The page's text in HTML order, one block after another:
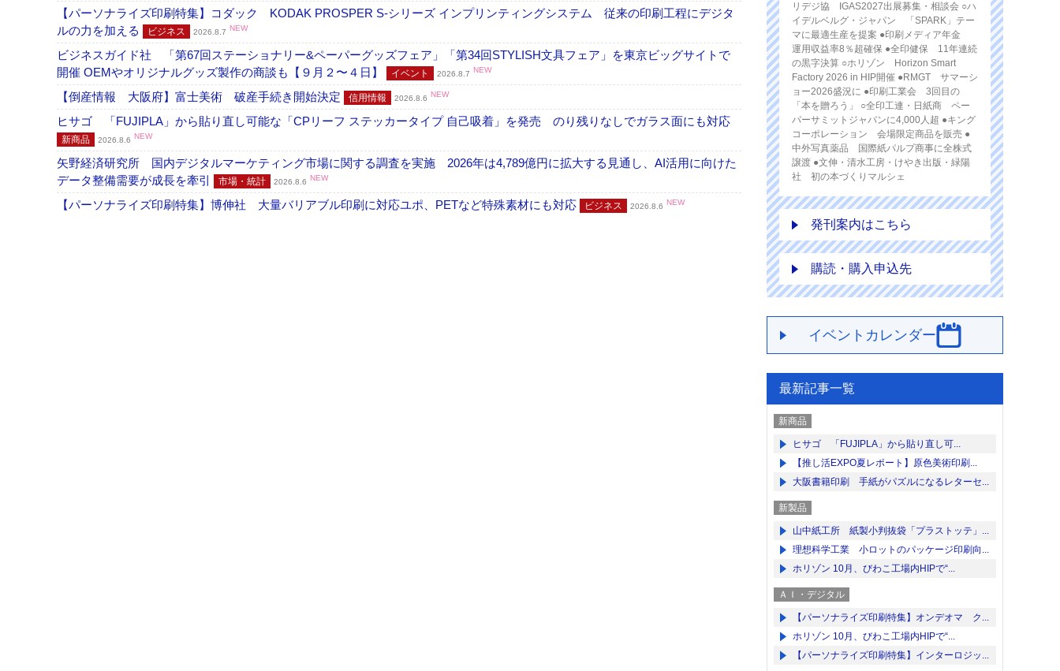
【パーソナライズ印刷特集】コダック KODAK PROSPER S-シリーズ インプリンティングシステム 従来の印刷工程にデジタ
ルの力を加える
ビジネス 2026.8.7 NEW
ビジネスガイド社 「第67回ステーショナリー&ペーパーグッズフェア」「第34回STYLISH文具フェア」を東京ビッグサイトで
開催 OEMやオリジナルグッズ製作の商談も【９月２〜４日】
イベント 2026.8.7 NEW
【倒産情報 大阪府】富士美術 破産手続き開始決定 信用情報 2026.8.6 NEW
ヒサゴ 「FUJIPLA」から貼り直し可能な「CPリーフ ステッカータイプ 自己吸着」を発売 のり残りなしでガラス面にも対応
新商品 2026.8.6 NEW
矢野経済研究所 国内デジタルマーケティング市場に関する調査を実施 2026年は4,789億円に拡大する見通し、AI活用に向けた
データ整備需要が成長を牽引
市場・統計 2026.8.6 NEW
【パーソナライズ印刷特集】博伸社 大量バリアブル印刷に対応ユポ、PETなど特殊素材にも対応 ビジネス 2026.8.6 NEW
リデジ協 IGAS2027出展募集・相談会 ○ハ
イデルベルグ・ジャパン 「SPARK」テー
マに最適生産を提案 ●印刷メディア年金
運用収益率8％超確保 ●全印健保 11年連続
の黒字決算 ○ホリゾン Horizon Smart
Factory 2026 in HIP開催 ●RMGT サマーシ
ョー2026盛況に ●印刷工業会 3回目の
「本を贈ろう」 ○全印工連・日紙商 ペー
パーサミットジャパンに4,000人超 ●キング
コーポレーション 会場限定商品を販売 ●
中外写真薬品 国際紙パルプ商事に全株式
譲渡 ●文伸・清水工房・けやき出版・緑陽
社 初の本づくりマルシェ
発刊案内はこちら
購読・購入申込先
イベントカレンダー
最新記事一覧
新商品
ヒサゴ 「FUJIPLA」から貼り直し可...
【推し活EXPO夏レポート】原色美術印刷...
大阪書籍印刷 手紙がパズルになるレターセ...
新製品
山中紙工所 紙製小判抜袋「プラストッテ」...
理想科学工業 小ロットのパッケージ印刷向...
ホリゾン 10月、びわこ工場内HIPで“...
ＡＩ・デジタル
【パーソナライズ印刷特集】オンデオマ ク...
ホリゾン 10月、びわこ工場内HIPで“...
【パーソナライズ印刷特集】インターロジッ...